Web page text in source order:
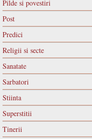
Pilde si povestiri
Post
Predici
Religii si secte
Sanatate
Sarbatori
Stiinta
Superstitii
Tinerii